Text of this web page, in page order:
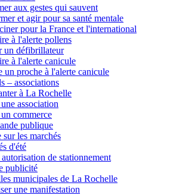
aux gestes qui sauvent
et agir pour sa santé mentale
pour la France et l'international
à l'alerte pollens
un défibrillateur
à l'alerte canicule
un proche à l'alerte canicule
– associations
à La Rochelle
association
un commerce
publique
sur les marchés
d'été
de stationnement
publicité
municipales de La Rochelle
une manifestation